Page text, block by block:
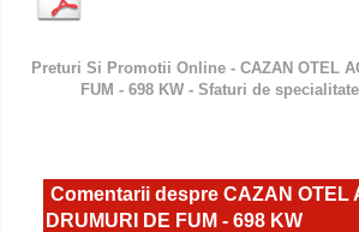
Preturi Si Promotii Online - CAZAN OTEL
FUM - 698 KW - Sfaturi de
Comentarii despre CAZAN OTEL
DRUMURI DE FUM - 698 KW